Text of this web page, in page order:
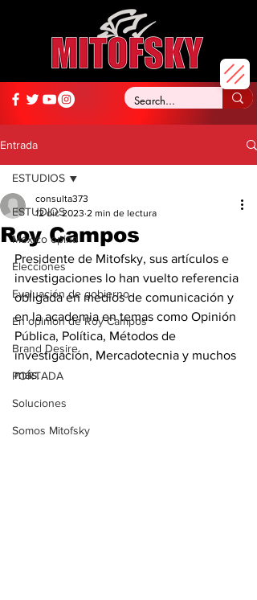
Entrada
ESTUDIOS
México opina
Elecciones
Evaluación de gobierno
En opinión de Roy Campos
Brand Desire
PORTADA
Soluciones
Somos Mitofsky
ESTUDIOS
Roy Campos
consulta373
12 dic 2023 2 min de lectura
Presidente de Mitofsky, sus artículos e
investigaciones lo han vuelto referencia
obligada en medios de comunicación y
en la academia en temas como Opinión
Pública, Política, Métodos de
investigación, Mercadotecnia y muchos
más.